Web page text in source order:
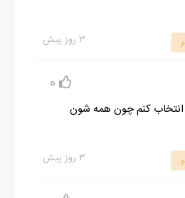
۳ روز پیش
0
انتخاب کنم چون همه شون
۳ روز پیش